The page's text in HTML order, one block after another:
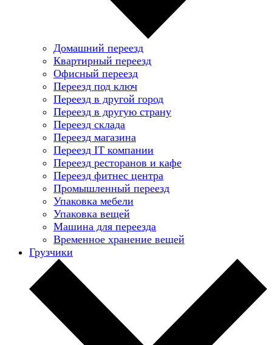
Домашний переезд
Квартирный переезд
Офисный переезд
Переезд под ключ
Переезд в другой город
Переезд в другую страну
Переезд склада
Переезд магазина
Переезд IT компании
Переезд ресторанов и кафе
Переезд фитнес центра
Промышленный переезд
Упаковка мебели
Упаковка вещей
Машина для переезда
Временное хранение вещей
Грузчики